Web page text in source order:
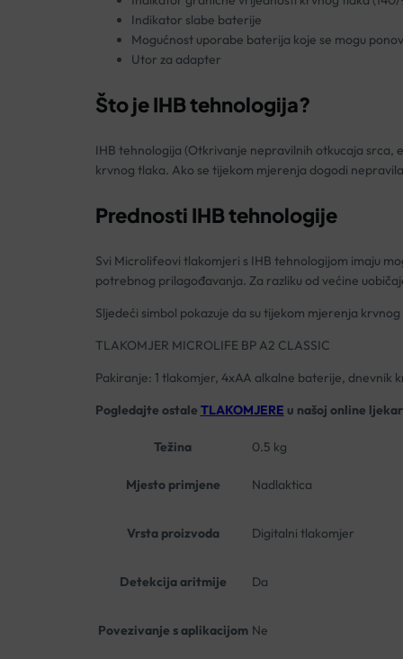
Indikator slabe baterije
Mogućnost uporabe baterija koje se mogu
Utor za adapter
Što je IHB tehnologija?
IHB tehnologija (Otkrivanje nepravilnih otkucaja
krvnog tlaka. Ako se tijekom mjerenja dogodi
Prednosti IHB tehnologije
Svi Microlifeovi tlakomjeri s IHB tehnologijom imaju
potrebnog prilagođavanja. Za razliku od većine
Sljedeći simbol pokazuje da su tijekom mjerenja
TLAKOMJER MICROLIFE BP A2 CLASSIC
Pakiranje: 1 tlakomjer, 4xAA alkalne baterije, dnevnik
Pogledajte ostale TLAKOMJERE u našoj online
Težina 0.5 kg
Mjesto primjene Nadlaktica
Vrsta proizvoda Digitalni tlakomjer
Detekcija aritmije Da
Povezivanje s aplikacijom Ne